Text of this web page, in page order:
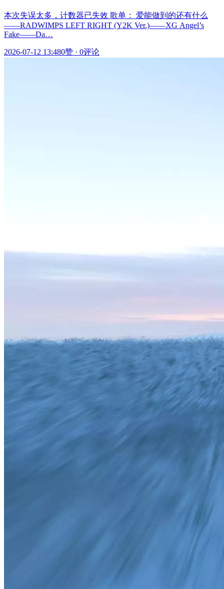
本次失误太多，计数器已失效 歌单： 爱能做到的还有什么
——RADWIMPS LEFT RIGHT (Y2K Ver.)——XG Angel’s
Fake——Da…
2026-07-12 13:480赞 · 0评论